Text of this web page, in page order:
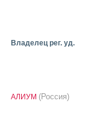
Владелец рег. уд.
АЛИУМ (Россия)